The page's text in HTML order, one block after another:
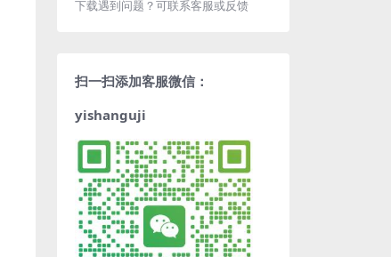
下载遇到问题？可联系客服或反馈
扫一扫添加客服微信：
yishanguji